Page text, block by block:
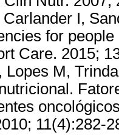
Carlander I,
for
Care.
Lopes M,
2010;